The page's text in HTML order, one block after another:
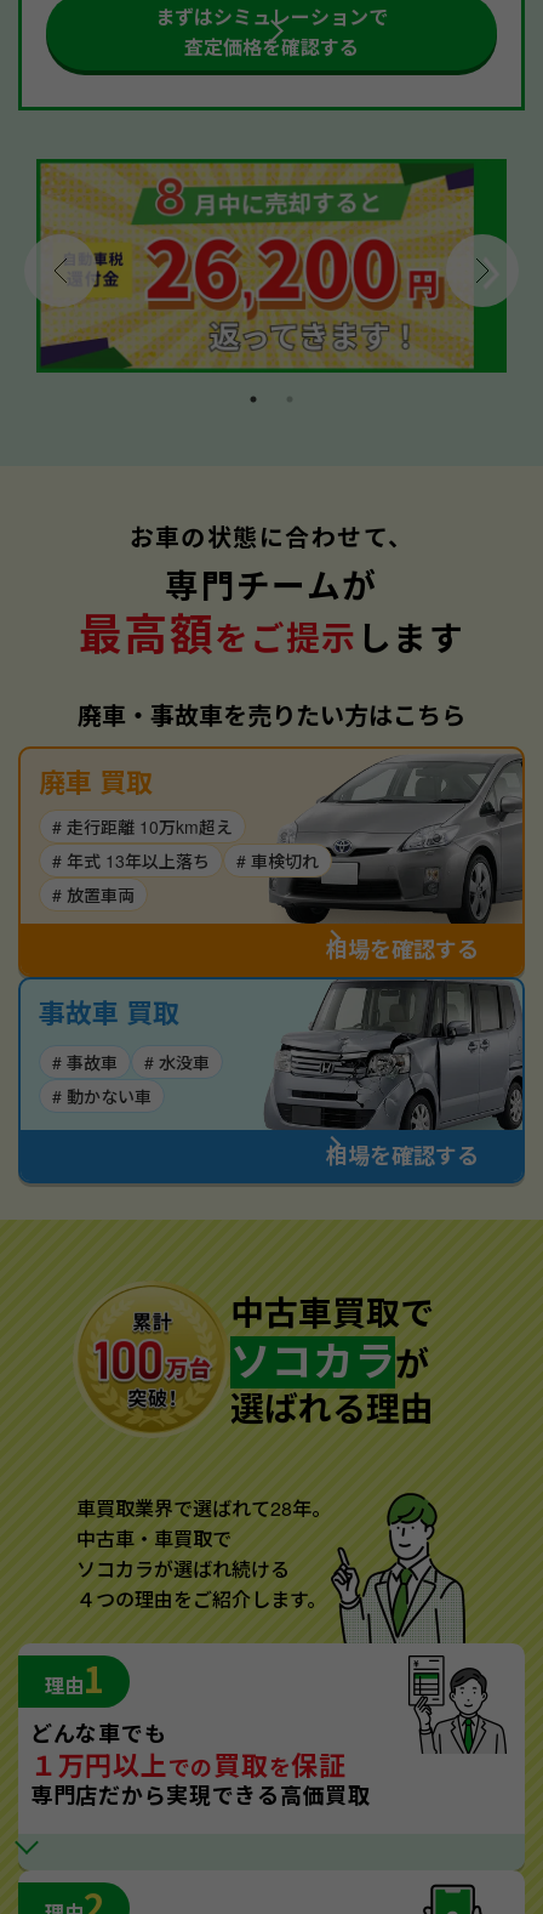
まずはシミュレーションで
査定価格を確認する
お車の状態に合わせて、
専門チームが
最高額をご提示 します
廃車・事故車を売りたい方はこちら
廃車 買取
# 走行距離 10万km超え
# 年式 13年以上落ち
# 車検切れ
# 放置車両
相場を確認する
事故車 買取
# 事故車
# 水没車
# 動かない車
相場を確認する
中古車買取で
ソコカラが
選ばれる理由
車買取業界で選ばれて28年。
中古車・車買取で
ソコカラが選ばれ続ける
４つの理由をご紹介します。
理由1
どんな車でも
１万円以上での買取を保証
専門店だから実現できる高価買取